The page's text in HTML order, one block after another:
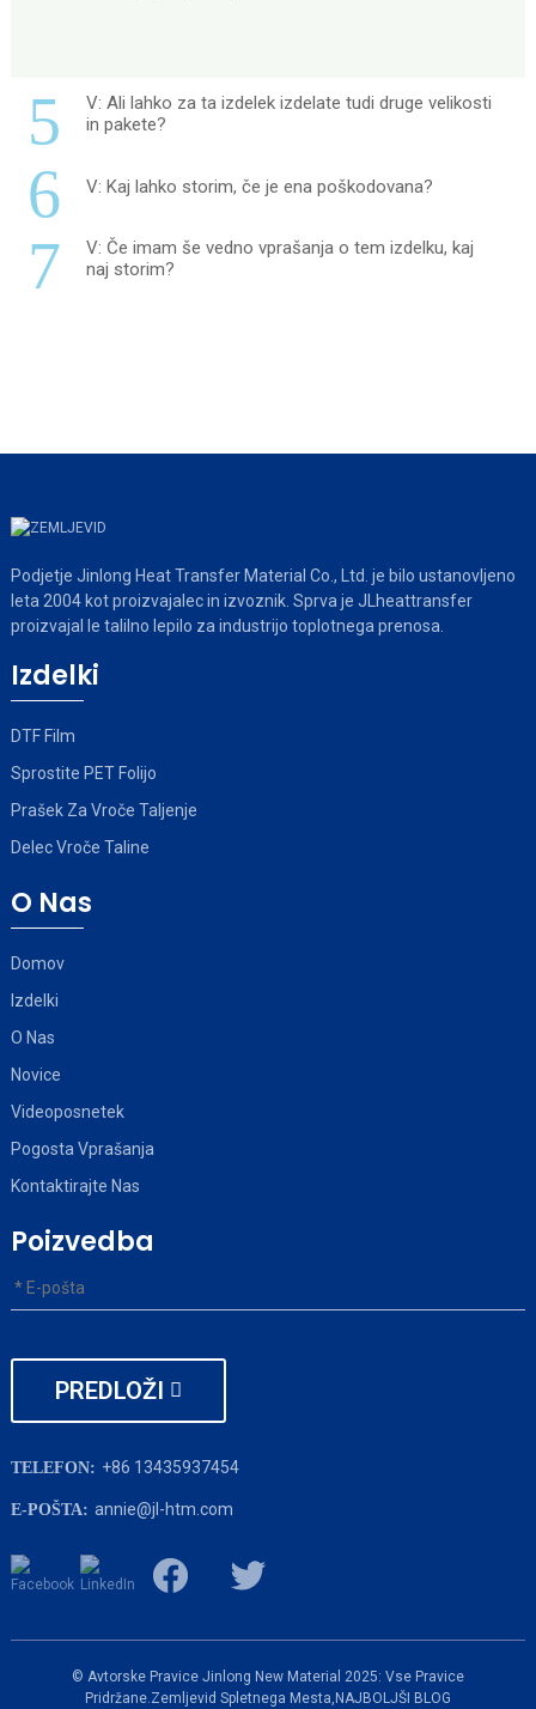
5
V: Ali lahko za ta izdelek izdelate tudi druge velikosti
in pakete?
6 V: Kaj lahko storim, če je ena poškodovana?
7
V: Če imam še vedno vprašanja o tem izdelku, kaj
naj storim?
Podjetje Jinlong Heat Transfer Material Co., Ltd. je bilo ustanovljeno
leta 2004 kot proizvajalec in izvoznik. Sprva je JLheattransfer
proizvajal le talilno lepilo za industrijo toplotnega prenosa.
Izdelki
DTF Film
Sprostite PET Folijo
Prašek Za Vroče Taljenje
Delec Vroče Taline
O Nas
Domov
Izdelki
O Nas
Novice
Videoposnetek
Pogosta Vprašanja
Kontaktirajte Nas
Poizvedba
PREDLOŽI
TELEFON: +86 13435937454
E-POŠTA: annie@jl-htm.com
© Avtorske Pravice Jinlong New Material 2025: Vse Pravice
Pridržane.Zemljevid Spletnega Mesta, NAJBOLJŠI BLOG